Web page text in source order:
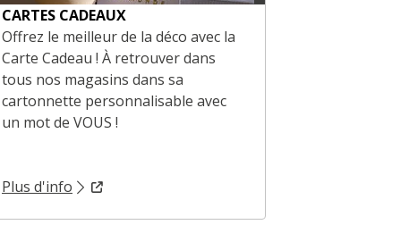
CARTES CADEAUX
Offrez le meilleur de la déco avec la
Carte Cadeau ! À retrouver dans
tous nos magasins dans sa
cartonnette personnalisable avec
un mot de VOUS !
Plus d'info